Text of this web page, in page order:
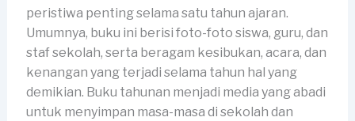
peristiwa penting selama satu tahun ajaran.
Umumnya, buku ini berisi foto-foto siswa, guru, dan
staf sekolah, serta beragam kesibukan, acara, dan
kenangan yang terjadi selama tahun hal yang
demikian. Buku tahunan menjadi media yang abadi
untuk menyimpan masa-masa di sekolah dan